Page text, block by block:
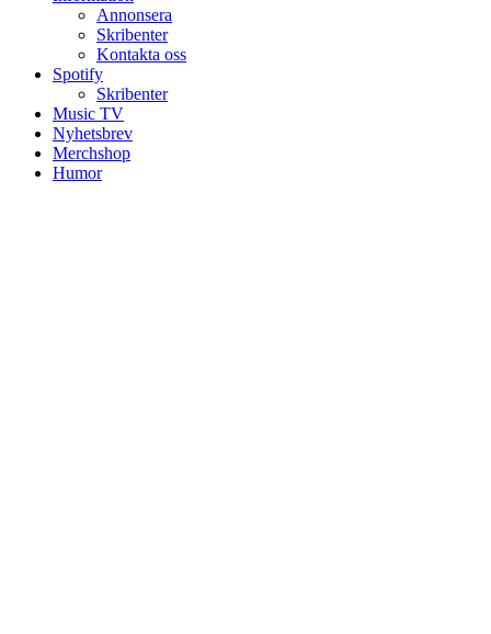
Annonsera
Skribenter
Kontakta oss
Spotify
Skribenter
Music TV
Nyhetsbrev
Merchshop
Humor